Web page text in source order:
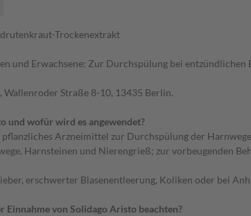
Trockenextrakt
und Erwachsene: Zur Durchspülung bei
Wallenroder Straße 8-10, 13435 Berlin.
und wofür wird es angewendet?
Arzneimittel zur Durchspülung der
Harnsteinen und Nierengrieß; zur vorbeugenden
erschwerter Blasenentleerung, Koliken oder bei
Einnahme von Solidago Aristo beachten?